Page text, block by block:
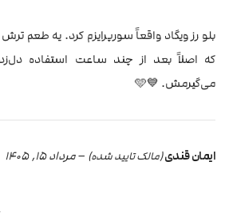
بلو رز ویگاد واقعاً سورپرایزم کرد. یه طعم
که اصلاً بعد از چند ساعت استفاده
می‌گیرمش. 💙🩵
ایمان قندی(مالک تایید شده) –مرداد 15, 1405